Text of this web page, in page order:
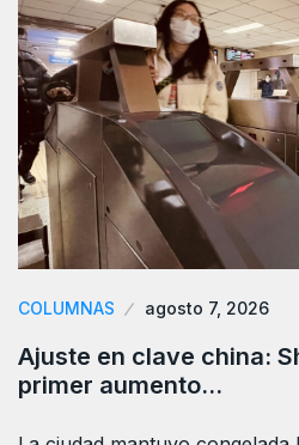
COLUMNAS agosto 7, 2026
Ajuste en clave china:
primer aumento…